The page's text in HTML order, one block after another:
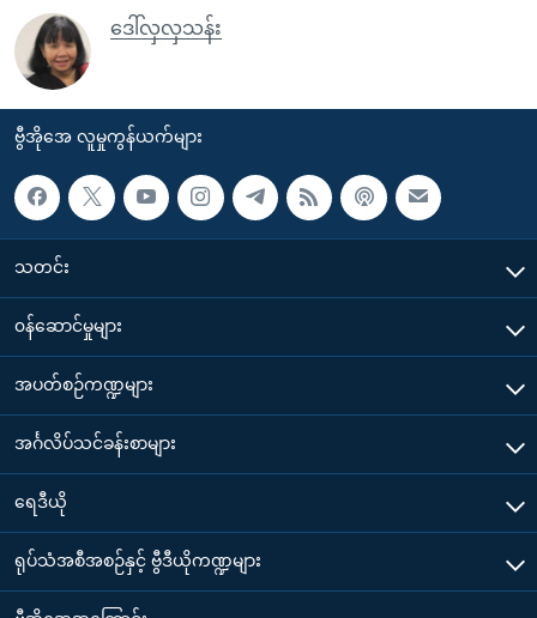
ဒေါ်လှလှသန်း
ဗွီအိုအေ လူမှုကွန်ယက်များ
သတင်း
၀န်ဆောင်မှုများ
အပတ်စဉ်ကဏ္ဍများ
အင်္ဂလိပ်သင်ခန်းစာများ
ရေဒီယို
ရုပ်သံအစီအစဉ်နှင့် ဗွီဒီယိုကဏ္ဍများ